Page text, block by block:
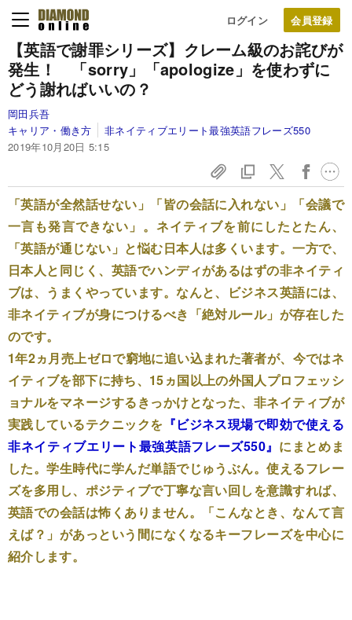
ログイン
【英語で謝罪シリーズ】クレーム級のお詫びが
発生！ 「sorry」「apologize」を使わずに
どう謝ればいいの？
岡田兵吾
キャリア・働き方
非ネイティブエリート最強英語フレーズ550
2019年10月20日 5:15
「英語が全然話せない」「皆の会話に入れない」「会議で
一言も発言できない」。ネイティブを前にしたとたん、
「英語が通じない」と悩む日本人は多くいます。一方で、
日本人と同じく、英語でハンディがあるはずの非ネイティ
ブは、うまくやっています。なんと、ビジネス英語には、
非ネイティブが身につけるべき「絶対ルール」が存在した
のです。
1年2ヵ月売上ゼロで窮地に追い込まれた著者が、今ではネ
イティブを部下に持ち、15ヵ国以上の外国人プロフェッシ
ョナルをマネージするきっかけとなった、非ネイティブが
実践しているテクニックを 『ビジネス現場で即効で使える
非ネイティブエリート最強英語フレーズ550』 にまとめま
した。学生時代に学んだ単語でじゅうぶん。使えるフレー
ズを多用し、ポジティブで丁寧な言い回しを意識すれば、
英語での会話は怖くありません。「こんなとき、なんて言
えば？」があっという間になくなるキーフレーズを中心に
紹介します。